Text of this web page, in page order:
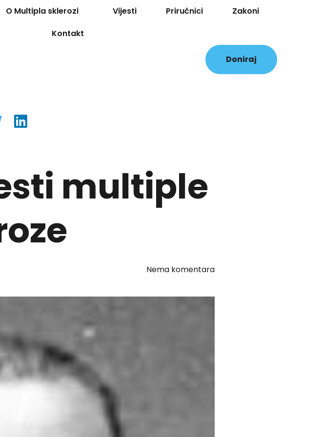
O Multipla sklerozi Vijesti Priručnici
Zakoni
Kontakt
Doniraj
multiple
Nema komentara